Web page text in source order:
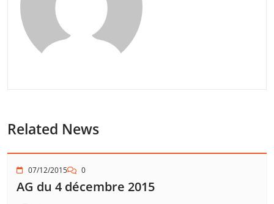
Related News
07/12/2015 0
AG du 4 décembre 2015